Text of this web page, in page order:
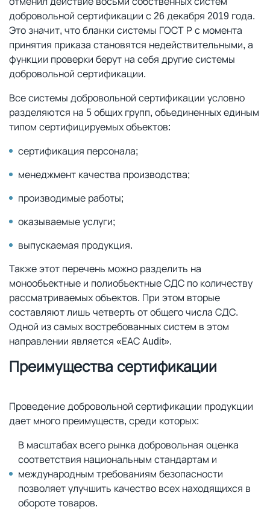
добровольной сертификации с 26 декабря 2019 года.
Это значит, что бланки системы ГОСТ Р с момента
принятия приказа становятся недействительными, а
функции проверки берут на себя другие системы
добровольной сертификации.
Все системы добровольной сертификации условно
разделяются на 5 общих групп, объединенных единым
типом сертифицируемых объектов:
сертификация персонала;
менеджмент качества производства;
производимые работы;
оказываемые услуги;
выпускаемая продукция.
Также этот перечень можно разделить на
монообъектные и полиобъектные СДС по количеству
рассматриваемых объектов. При этом вторые
составляют лишь четверть от общего числа СДС.
Одной из самых востребованных систем в этом
направлении является «ЕАС Audit».
Преимущества сертификации
Проведение добровольной сертификации продукции
дает много преимуществ, среди которых:
В масштабах всего рынка добровольная оценка
соответствия национальным стандартам и
международным требованиям безопасности
позволяет улучшить качество всех находящихся в
обороте товаров.